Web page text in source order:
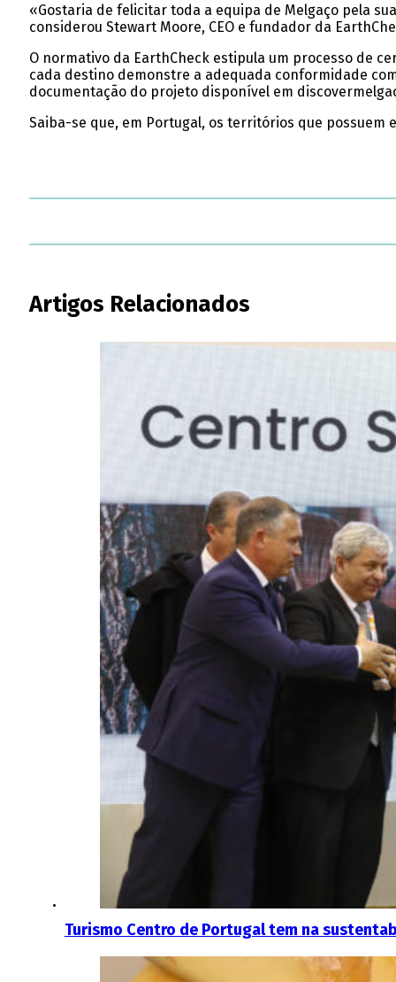
«Gostaria de felicitar toda a equipa de Melgaço pela
considerou Stewart Moore, CEO e fundador da
O normativo da EarthCheck estipula um processo de
cada destino demonstre a adequada conformidade
documentação do projeto disponível em
Saiba-se que, em Portugal, os territórios que possuem
Artigos Relacionados
Turismo Centro de Portugal tem na